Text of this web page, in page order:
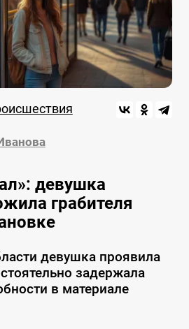
девушка
грабителя
девушка проявила
задержала
в материале